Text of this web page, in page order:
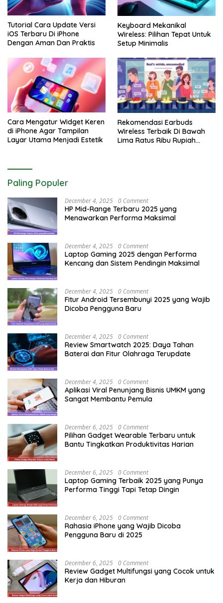
Tutorial Cara Update Versi
iOS Terbaru Di iPhone
Dengan Aman Dan Praktis
Keyboard Mekanikal
Wireless: Pilihan Tepat Untuk
Setup Minimalis
Cara Mengatur Widget Keren
di iPhone Agar Tampilan
Layar Utama Menjadi Estetik
Rekomendasi Earbuds
Wireless Terbaik Di Bawah
Lima Ratus Ribu Rupiah
Paling Populer
December 4, 2025 0 Comment
HP Mid-Range Terbaru 2025 yang
Menawarkan Performa Maksimal
December 4, 2025 0 Comment
Laptop Gaming 2025 dengan Performa
Kencang dan Sistem Pendingin Maksimal
December 4, 2025 0 Comment
Fitur Android Tersembunyi 2025 yang Wajib
Dicoba Pengguna Baru
December 4, 2025 0 Comment
Review Smartwatch 2025: Daya Tahan
Baterai dan Fitur Olahraga Terupdate
December 4, 2025 0 Comment
Aplikasi Viral Penunjang Bisnis UMKM yang
Sangat Membantu Pemula
December 6, 2025 0 Comment
Pilihan Gadget Wearable Terbaru untuk
Bantu Tingkatkan Produktivitas Harian
December 6, 2025 0 Comment
Laptop Gaming Terbaik 2025 yang Punya
Performa Tinggi Tapi Tetap Dingin
December 6, 2025 0 Comment
Rahasia iPhone yang Wajib Dicoba
Pengguna Baru di 2025
December 6, 2025 0 Comment
Review Gadget Multifungsi yang Cocok untuk
Kerja dan Hiburan